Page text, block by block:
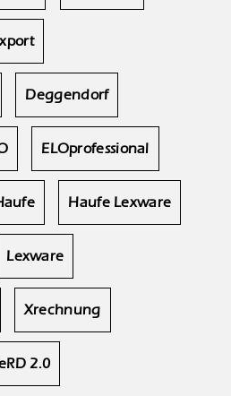
Deggendorf
ELOprofessional
Haufe Lexware
Lexware
Xrechnung
2.0